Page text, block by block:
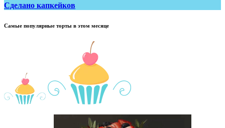
Сделано капкейков
Самые популярные торты в этом месяце